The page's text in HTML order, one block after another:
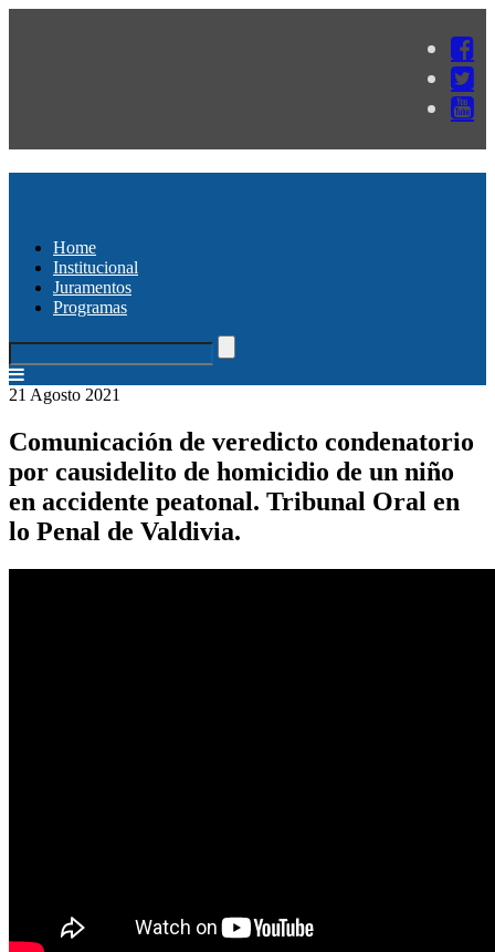
Home
Institucional
Juramentos
Programas
21 Agosto 2021
Comunicación de veredicto condenatorio
por causidelito de homicidio de un niño
en accidente peatonal. Tribunal Oral en
lo Penal de Valdivia.